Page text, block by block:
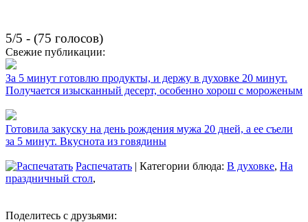
5/5 - (75 голосов)
Свежие публикации:
За 5 минут готовлю продукты, и держу в духовке 20 минут.
Получается изысканный десерт, особенно хорош с мороженым
Готовила закуску на день рождения мужа 20 дней, а ее съели
за 5 минут. Вкуснота из говядины
Распечатать | Категории блюда: В духовке, На
праздничный стол,
Поделитесь с друзьями: